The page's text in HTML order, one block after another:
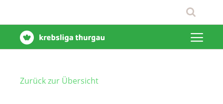
Zurück zur Übersicht